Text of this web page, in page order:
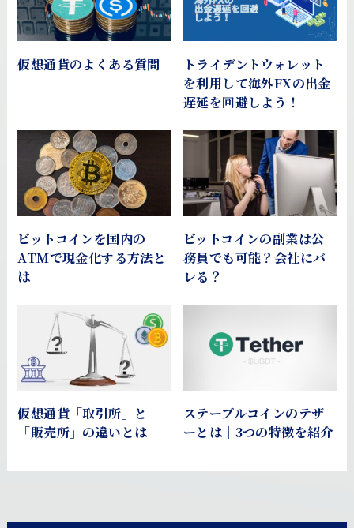
仮想通貨のよくある質問
トライデントウォレット
を利用して海外FXの出金
遅延を回避しよう！
ビットコインを国内の
ATMで現金化する方法と
は
ビットコインの副業は公
務員でも可能？会社にバ
レる？
仮想通貨「取引所」と
「販売所」の違いとは
ステーブルコインのテザ
ーとは｜3つの特徴を紹介